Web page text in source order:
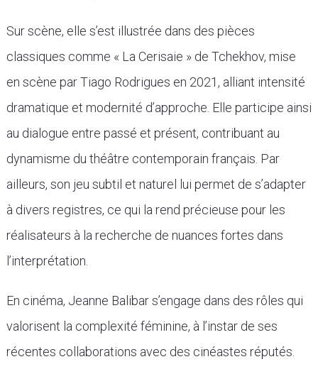
Sur scène, elle s’est illustrée dans des pièces
classiques comme « La Cerisaie » de Tchekhov, mise
en scène par Tiago Rodrigues en 2021, alliant intensité
dramatique et modernité d’approche. Elle participe ainsi
au dialogue entre passé et présent, contribuant au
dynamisme du théâtre contemporain français. Par
ailleurs, son jeu subtil et naturel lui permet de s’adapter
à divers registres, ce qui la rend précieuse pour les
réalisateurs à la recherche de nuances fortes dans
l’interprétation.
En cinéma, Jeanne Balibar s’engage dans des rôles qui
valorisent la complexité féminine, à l’instar de ses
récentes collaborations avec des cinéastes réputés.